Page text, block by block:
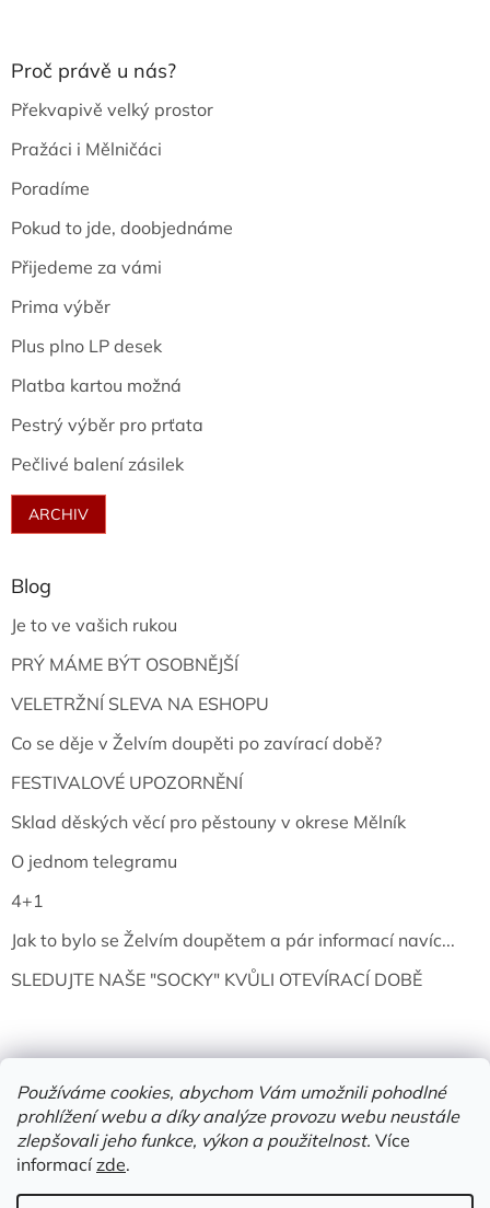
Používáme cookies, abychom Vám umožnili pohodlné
prohlížení webu a díky analýze provozu webu neustále
zlepšovali jeho funkce, výkon a použitelnost. Více
informacízde.
Proč právě u nás?
Překvapivě velký prostor
Pražáci i Mělničáci
Poradíme
Pokud to jde, doobjednáme
Přijedeme za vámi
Prima výběr
Plus plno LP desek
Platba kartou možná
Pestrý výběr pro prťata
Pečlivé balení zásilek
ARCHIV
Blog
Je to ve vašich rukou
PRÝ MÁME BÝT OSOBNĚJŠÍ
VELETRŽNÍ SLEVA NA ESHOPU
Co se děje v Želvím doupěti po zavírací době?
FESTIVALOVÉ UPOZORNĚNÍ
Sklad děských věcí pro pěstouny v okrese Mělník
O jednom telegramu
4+1
Jak to bylo se Želvím doupětem a pár informací navíc...
SLEDUJTE NAŠE "SOCKY" KVŮLI OTEVÍRACÍ DOBĚ
Vytvořil Shoptet